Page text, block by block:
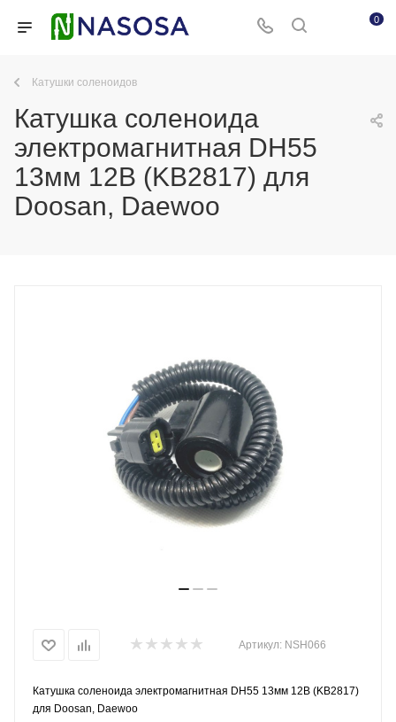
0
Катушки соленоидов
Катушка соленоида
электромагнитная DH55
13мм 12В (KB2817) для
Doosan, Daewoo
Артикул: NSH066
Катушка соленоида электромагнитная DH55 13мм 12В (KB2817)
для Doosan, Daewoo